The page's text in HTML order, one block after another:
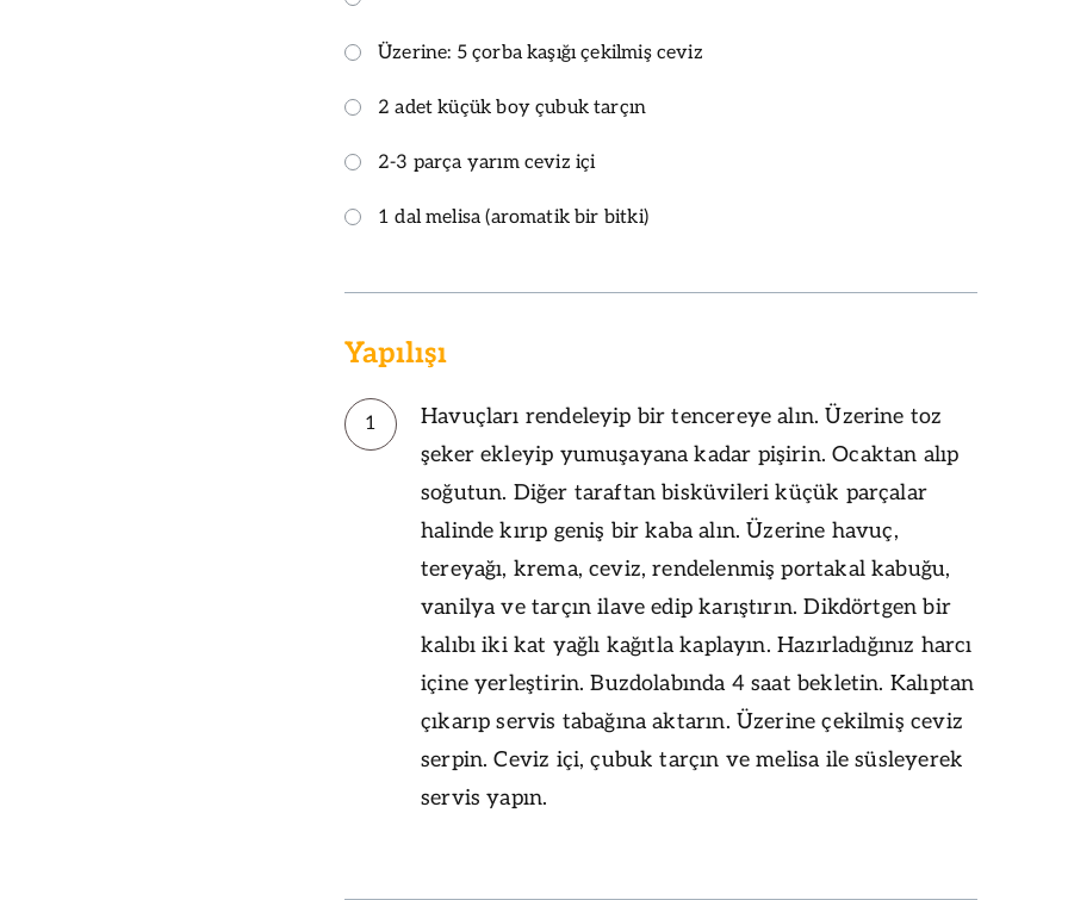
Üzerine: 5 çorba kaşığı çekilmiş ceviz
2 adet küçük boy çubuk tarçın
2-3 parça yarım ceviz içi
1 dal melisa (aromatik bir bitki)
Yapılışı
1
Havuçları rendeleyip bir tencereye alın. Üzerine toz
şeker ekleyip yumuşayana kadar pişirin. Ocaktan alıp
soğutun. Diğer taraftan bisküvileri küçük parçalar
halinde kırıp geniş bir kaba alın. Üzerine havuç,
tereyağı, krema, ceviz, rendelenmiş portakal kabuğu,
vanilya ve tarçın ilave edip karıştırın. Dikdörtgen bir
kalıbı iki kat yağlı kağıtla kaplayın. Hazırladığınız harcı
içine yerleştirin. Buzdolabında 4 saat bekletin. Kalıptan
çıkarıp servis tabağına aktarın. Üzerine çekilmiş ceviz
serpin. Ceviz içi, çubuk tarçın ve melisa ile süsleyerek
servis yapın.